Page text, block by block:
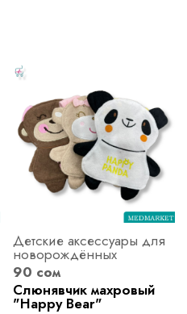
Детские аксессуары для
новорождённых
90 сом
Слюнявчик махровый
"Happy Bear"